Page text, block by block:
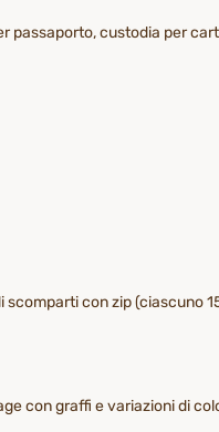
passaporto, custodia per
con zip (ciascuno
con graffi e variazioni di